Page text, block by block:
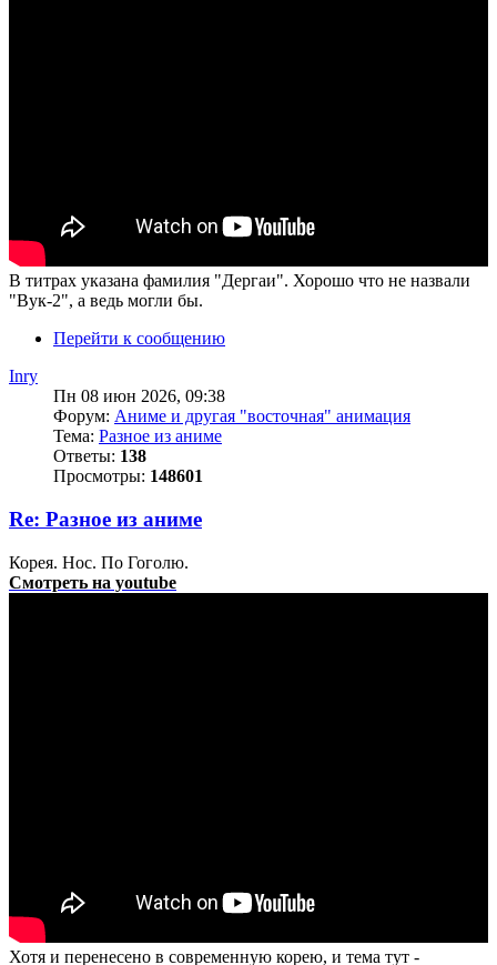
В титрах указана фамилия "Дергаи". Хорошо что не назвали
"Вук-2", а ведь могли бы.
Перейти к сообщению
Inry
Пн 08 июн 2026, 09:38
Форум: Аниме и другая "восточная" анимация
Тема: Разное из аниме
Ответы: 138
Просмотры: 148601
Re: Разное из аниме
Корея. Нос. По Гоголю.
Смотреть на youtube
Хотя и перенесено в современную корею, и тема тут -